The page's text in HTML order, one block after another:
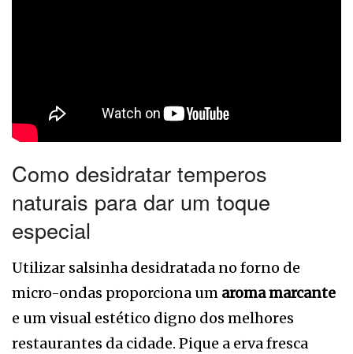
Como desidratar temperos
naturais para dar um toque
especial
Utilizar salsinha desidratada no forno de
micro-ondas proporciona um aroma marcante
e um visual estético digno dos melhores
restaurantes da cidade. Pique a erva fresca